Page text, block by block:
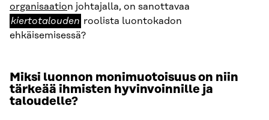
organisaation johtajalla, on sanottavaa
kiertotalouden roolista luontokadon
ehkäisemisessä?
Miksi luonnon monimuotoisuus on niin
tärkeää ihmisten hyvinvoinnille ja
taloudelle?